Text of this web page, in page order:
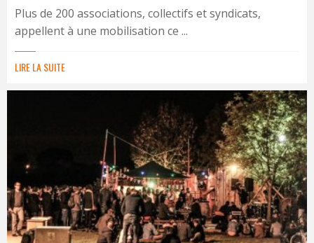
Plus de 200 associations, collectifs et syndicats,
appellent à une mobilisation ce ...
LIRE LA SUITE